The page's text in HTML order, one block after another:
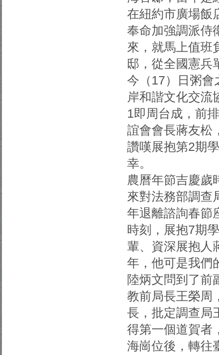
在紐約市廣場飯
奉命加強調派侍
來，就馬上值班
邸，從全國憲兵
今（17）日粥會
岸和諧文化交流
1即周台成，前
誼會會長蔣友松
讚嘆展抱第2期
幸。
農曆年節吉慶歲
來對法務部調查
年退離諮詢春節
時刻，展抱7期
輩、資深展抱人
年，他可是我們
陸炳文問到了前
教前局長王榮周
長，批定調查局
得第一個道賀者
海崗位後，轉往